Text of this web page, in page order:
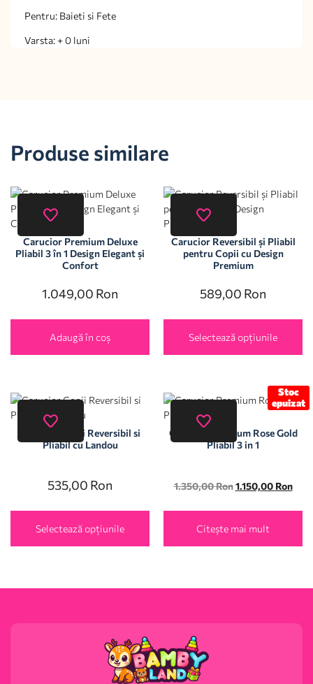
Pentru: Baieti si Fete
Varsta: + 0 luni
Produse similare
Carucior Premium Deluxe
Pliabil 3 în 1 Design Elegant și
Confort
1.049,00 Ron
Adaugă în coș
Carucior Reversibil și Pliabil
pentru Copii cu Design
Premium
589,00 Ron
Selectează opțiunile
Carucior Copii Reversibil si
Pliabil cu Landou
535,00 Ron
Selectează opțiunile
Stoc
epuizat
Carucior Premium Rose Gold
Pliabil 3 in 1
1.350,00Ron 1.150,00 Ron
Citește mai mult